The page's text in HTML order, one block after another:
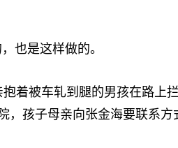
是这样做的。
被车轧到腿的男孩在路上
，孩子母亲向张金海要联系